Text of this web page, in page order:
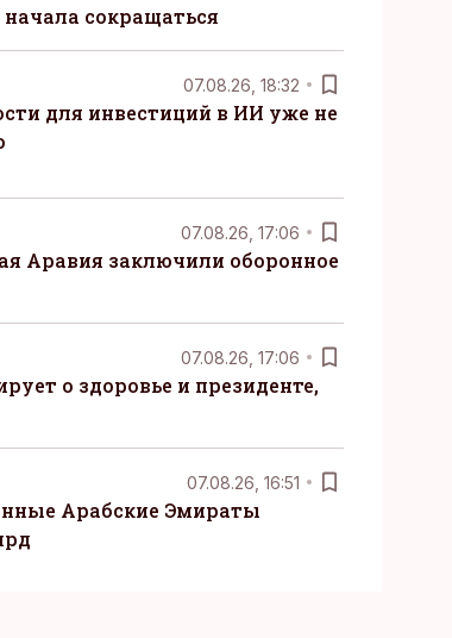
сокращаться
07.08.26, 18:32
для инвестиций в ИИ уже не
07.08.26, 17:06
Аравия заключили оборонное
07.08.26, 17:06
о здоровье и президенте,
07.08.26, 16:51
Арабские Эмираты